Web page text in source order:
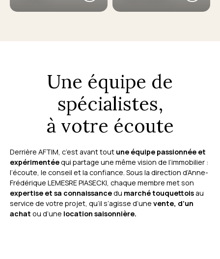
Une équipe de
spécialistes,
à votre écoute
Derrière AFTIM, c’est avant tout une équipe passionnée et
expérimentéequi partage une même vision de l’immobilier :
l’écoute, le conseil et la confiance. Sous la direction d’Anne-
Frédérique LEMESRE PIASECKI, chaque membre met son
expertise et sa connaissancedu marché touquettois au
service de votre projet, qu’il s’agisse d’une vente, d’un
achat ou d’une location saisonnière.